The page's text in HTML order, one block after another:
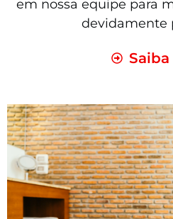
em nossa equipe para
devidamente
Saiba